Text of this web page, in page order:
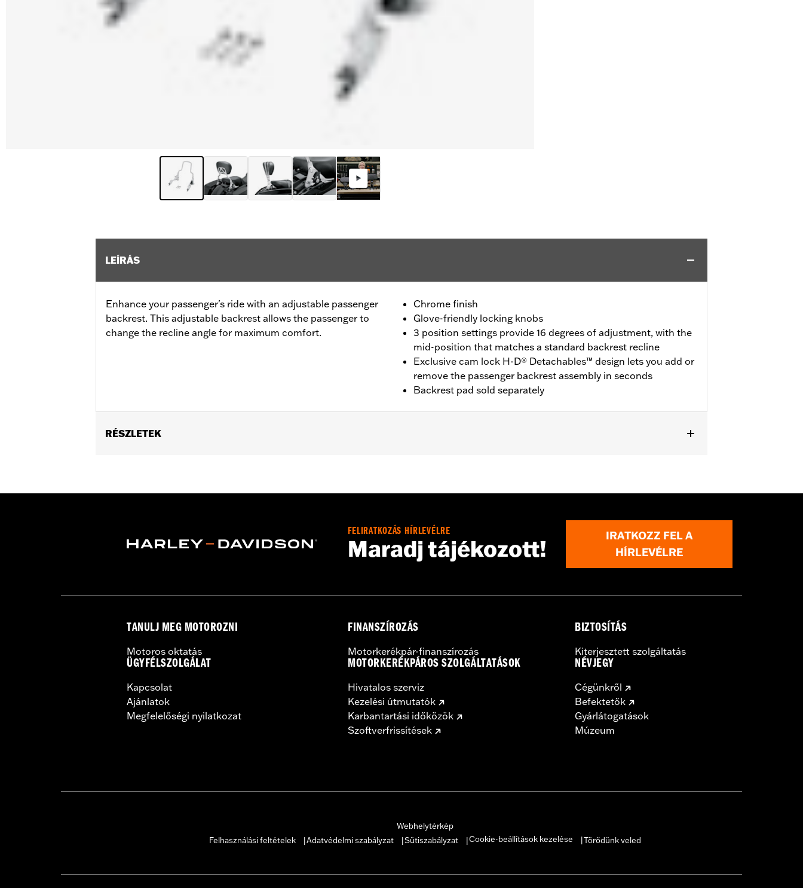
LEÍRÁS
Enhance your passenger's ride with an adjustable passenger
backrest. This adjustable backrest allows the passenger to
change the recline angle for maximum comfort.
Chrome finish
Glove-friendly locking knobs
3 position settings provide 16 degrees of adjustment, with the
mid-position that matches a standard backrest recline
Exclusive cam lock H-D® Detachables™ design lets you add or
remove the passenger backrest assembly in seconds
Backrest pad sold separately
RÉSZLETEK
appropriate H-D® Detachables™ Tour-Pak® Conversion Kit . FLTRXSTSE models require the additional purchase of Detachable
Adjustable:Yes
In the Box:Upright Only
WARRANTY:1 year limited warranty – Go to www.h-d.com/warrantyfor full details
FELIRATKOZÁS HÍRLEVÉLRE
Maradj tájékozott!
IRATKOZZ FEL A
HÍRLEVÉLRE
TANULJ MEG MOTOROZNI
Motoros oktatás
ÜGYFÉLSZOLGÁLAT
Kapcsolat
Ajánlatok
Megfelelőségi nyilatkozat
FINANSZÍROZÁS
Motorkerékpár-finanszírozás
MOTORKERÉKPÁROS SZOLGÁLTATÁSOK
Hivatalos szerviz
Kezelési útmutatók
Karbantartási időközök
Szoftverfrissítések
BIZTOSÍTÁS
Kiterjesztett szolgáltatás
NÉVJEGY
Cégünkről
Befektetők
Gyárlátogatások
Múzeum
Webhelytérkép
Felhasználási feltételek
Adatvédelmi szabályzat Sütiszabályzat Cookie-beállítások kezelése Törődünk veled